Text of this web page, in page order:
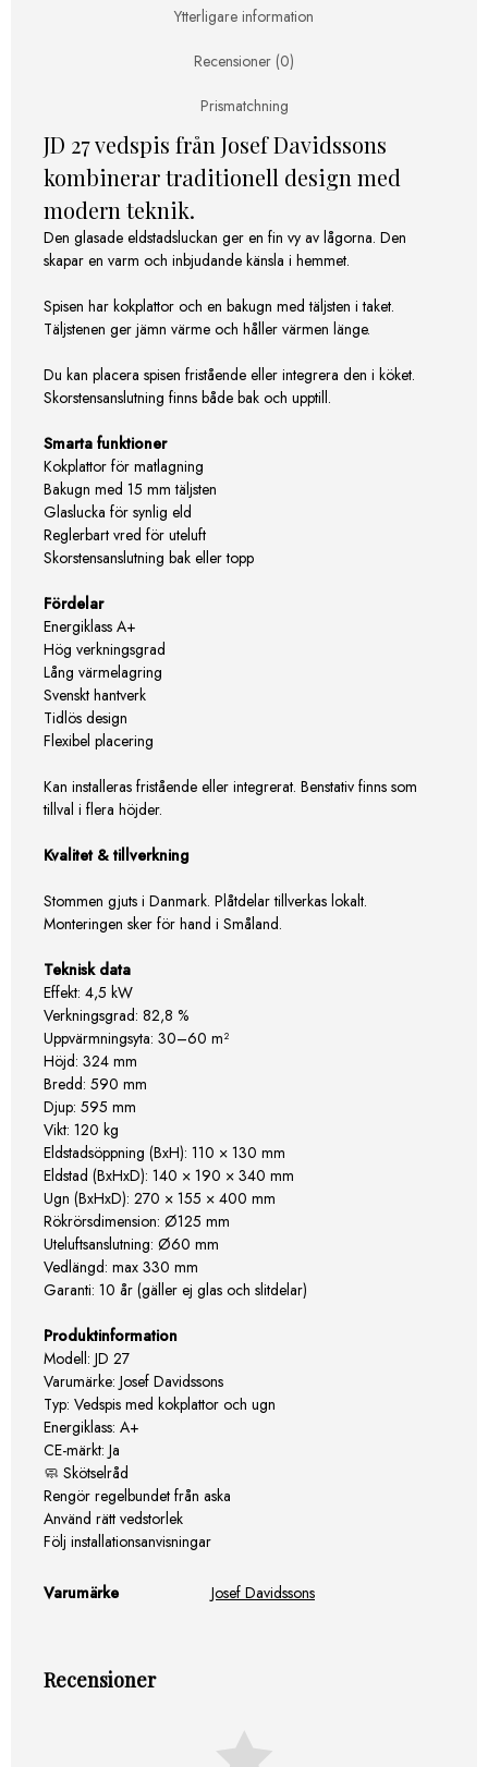
Ytterligare information
Recensioner (0)
Prismatchning
JD 27 vedspis från Josef Davidssons
kombinerar traditionell design med
modern teknik.
Den glasade eldstadsluckan ger en fin vy av lågorna. Den
skapar en varm och inbjudande känsla i hemmet.
Spisen har kokplattor och en bakugn med täljsten i taket.
Täljstenen ger jämn värme och håller värmen länge.
Du kan placera spisen fristående eller integrera den i köket.
Skorstensanslutning finns både bak och upptill.
Smarta funktioner
Kokplattor för matlagning
Bakugn med 15 mm täljsten
Glaslucka för synlig eld
Reglerbart vred för uteluft
Skorstensanslutning bak eller topp
Fördelar
Energiklass A+
Hög verkningsgrad
Lång värmelagring
Svenskt hantverk
Tidlös design
Flexibel placering
Kan installeras fristående eller integrerat. Benstativ finns som
tillval i flera höjder.
Kvalitet & tillverkning
Stommen gjuts i Danmark. Plåtdelar tillverkas lokalt.
Monteringen sker för hand i Småland.
Teknisk data
Effekt: 4,5 kW
Verkningsgrad: 82,8 %
Uppvärmningsyta: 30–60 m²
Höjd: 324 mm
Bredd: 590 mm
Djup: 595 mm
Vikt: 120 kg
Eldstadsöppning (BxH): 110 × 130 mm
Eldstad (BxHxD): 140 × 190 × 340 mm
Ugn (BxHxD): 270 × 155 × 400 mm
Rökrörsdimension: Ø125 mm
Uteluftsanslutning: Ø60 mm
Vedlängd: max 330 mm
Garanti: 10 år (gäller ej glas och slitdelar)
Produktinformation
Modell: JD 27
Varumärke: Josef Davidssons
Typ: Vedspis med kokplattor och ugn
Energiklass: A+
CE-märkt: Ja
🧼 Skötselråd
Rengör regelbundet från aska
Använd rätt vedstorlek
Följ installationsanvisningar
Varumärke Josef Davidssons
Recensioner